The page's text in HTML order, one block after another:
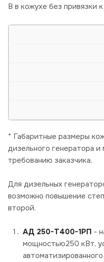
В в кожухе без привязки
* Габаритные размеры
дизельного генератора
требованию заказчика.
Для дизельных
возможно повышение
второй.
АД 250-Т400-1РП -
мощностью250 кВт,